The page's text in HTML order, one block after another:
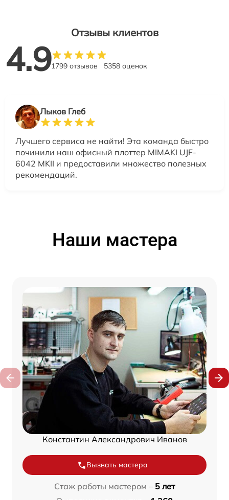
Отзывы клиентов
4.91799 отзывов 5358 оценок
Лыков Глеб
Лучшего сервиса не найти! Эта команда быстро
починили наш офисный плоттер MIMAKI UJF-
6042 MKII и предоставили множество полезных
рекомендаций.
Наши мастера
Константин Александрович Иванов
Вызвать мастера
Стаж работы мастером – 5 лет